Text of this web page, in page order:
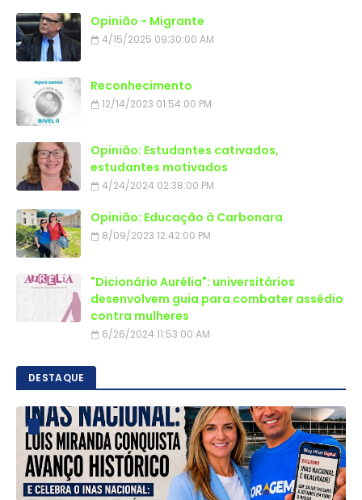
Opinião - Migrante
4/15/2025 09:30:00 AM
Reconhecimento
12/14/2023 01:54:00 PM
Opinião: Estudantes cativados,
estudantes motivados
4/24/2024 02:38:00 PM
Opinião: Educação à Carbonara
8/09/2023 12:42:00 PM
"Dicionário Aurélia": universitários
desenvolvem guia para combater assédio
contra mulheres
6/26/2024 11:53:00 AM
DESTAQUE